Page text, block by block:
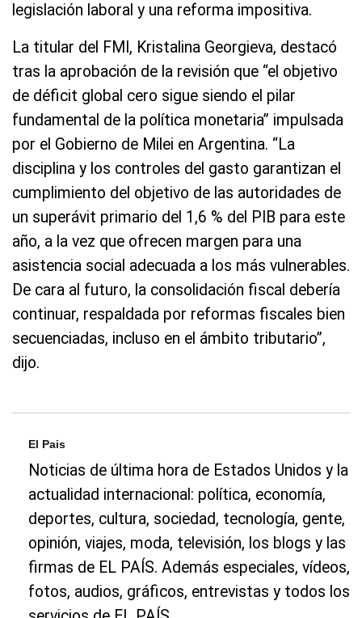
legislación laboral y una reforma impositiva.
La titular del FMI, Kristalina Georgieva, destacó
tras la aprobación de la revisión que “el objetivo
de déficit global cero sigue siendo el pilar
fundamental de la política monetaria” impulsada
por el Gobierno de Milei en Argentina. “La
disciplina y los controles del gasto garantizan el
cumplimiento del objetivo de las autoridades de
un superávit primario del 1,6 % del PIB para este
año, a la vez que ofrecen margen para una
asistencia social adecuada a los más vulnerables.
De cara al futuro, la consolidación fiscal debería
continuar, respaldada por reformas fiscales bien
secuenciadas, incluso en el ámbito tributario”,
dijo.
El Pais
Noticias de última hora de Estados Unidos y la
actualidad internacional: política, economía,
deportes, cultura, sociedad, tecnología, gente,
opinión, viajes, moda, televisión, los blogs y las
firmas de EL PAÍS. Además especiales, vídeos,
fotos, audios, gráficos, entrevistas y todos los